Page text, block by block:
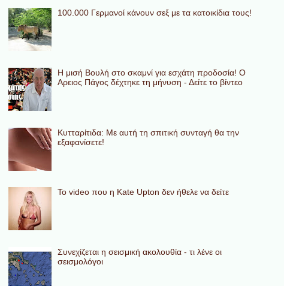
100.000 Γερμανοί κάνουν σεξ με τα κατοικίδια τους!
Η μισή Βουλή στο σκαμνί για εσχάτη προδοσία! Ο
Αρειος Πάγος δέχτηκε τη μήνυση - Δείτε το βίντεο
Κυτταρίτιδα: Με αυτή τη σπιτική συνταγή θα την
εξαφανίσετε!
To video που η Kate Upton δεν ήθελε να δείτε
Συνεχίζεται η σεισμική ακολουθία - τι λένε οι
σεισμολόγοι